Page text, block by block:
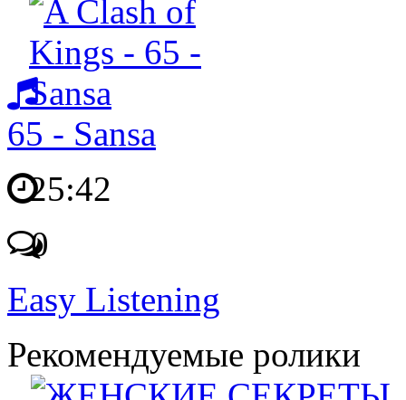
65 - Sansa
25:42
0
Easy Listening
Рекомендуемые ролики